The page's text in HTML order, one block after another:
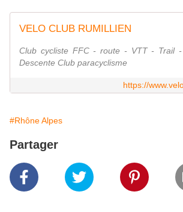
VELO CLUB RUMILLIEN
Club cycliste FFC - route - VTT - Trail
Descente Club paracyclisme
https://
#Rhône Alpes
Partager